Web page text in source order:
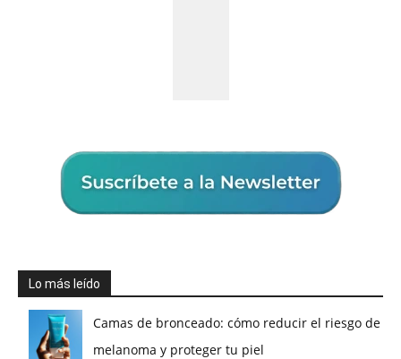
Lo más leído
Camas de bronceado: cómo reducir el riesgo de
melanoma y proteger tu piel